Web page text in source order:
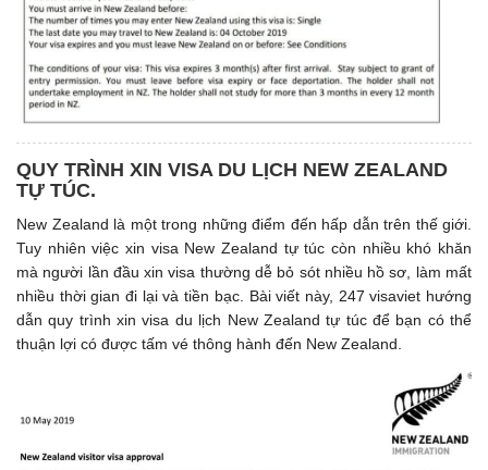
QUY TRÌNH XIN VISA DU LỊCH NEW ZEALAND
TỰ TÚC.
New Zealand là một trong những điểm đến hấp dẫn trên thế giới.
Tuy nhiên việc xin visa New Zealand tự túc còn nhiều khó khăn
mà người lần đầu xin visa thường dễ bỏ sót nhiều hồ sơ, làm mất
nhiều thời gian đi lại và tiền bạc. Bài viết này, 247 visaviet hướng
dẫn quy trình xin visa du lịch New Zealand tự túc để bạn có thể
thuận lợi có được tấm vé thông hành đến New Zealand.